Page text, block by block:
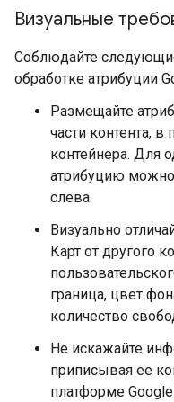
Визуальные
Соблюдайте
обработке атрибуции
Размещайте
части контента, в
контейнера. Для
атрибуцию
слева.
Визуально
Карт от другого
граница, цвет
количество
Не искажайте
приписывая ее
платформе Google